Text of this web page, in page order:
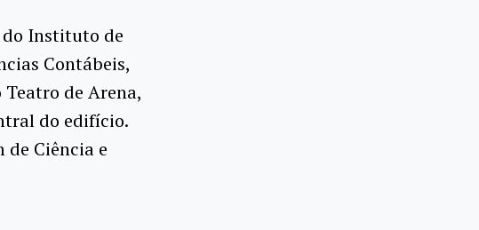
do Instituto de
Contábeis,
de Arena,
do edifício.
Ciência e